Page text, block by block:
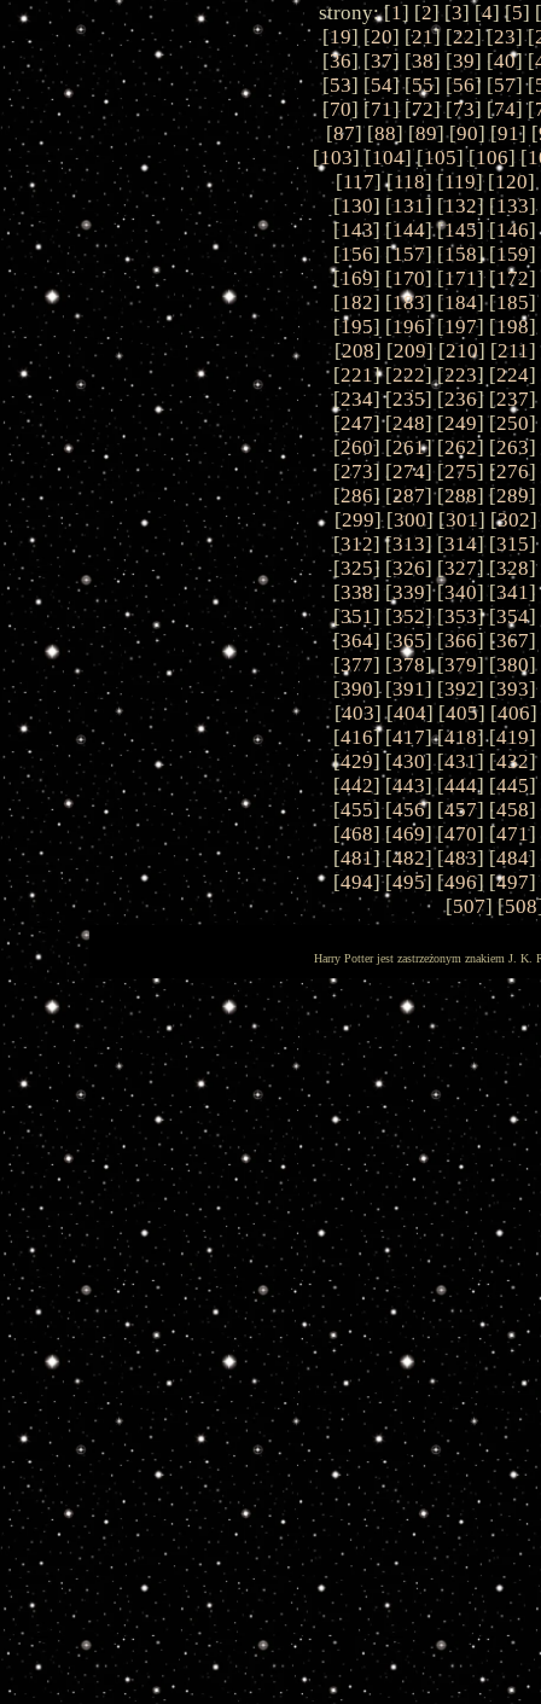
strony: [1] [2] [3] [4] [5] [
[19] [20] [21] [22] [23] [
[36] [37] [38] [39] [40] [
[53] [54] [55] [56] [57] [
[70] [71] [72] [73] [74] [
[87] [88] [89] [90] [91] [
[103] [104] [105] [106] [
[117] [118] [119] [120]
[130] [131] [132] [133]
[143] [144] [145] [146]
[156] [157] [158] [159]
[169] [170] [171] [172]
[182] [183] [184] [185]
[195] [196] [197] [198]
[208] [209] [210] [211]
[221] [222] [223] [224]
[234] [235] [236] [237]
[247] [248] [249] [250]
[260] [261] [262] [263]
[273] [274] [275] [276]
[286] [287] [288] [289]
[299] [300] [301] [302]
[312] [313] [314] [315]
[325] [326] [327] [328]
[338] [339] [340] [341]
[351] [352] [353] [354]
[364] [365] [366] [367]
[377] [378] [379] [380]
[390] [391] [392] [393]
[403] [404] [405] [406]
[416] [417] [418] [419]
[429] [430] [431] [432]
[442] [443] [444] [445]
[455] [456] [457] [458]
[468] [469] [470] [471]
[481] [482] [483] [484]
[494] [495] [496] [497]
[507] [508
Harry Potter jest zastrzeżonym znakiem J. K.